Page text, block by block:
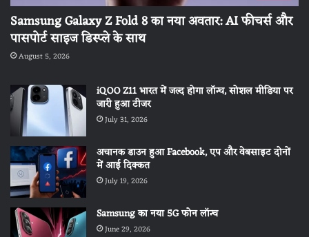
Samsung Galaxy Z Fold 8 का नया अवतार: AI फीचर्स और
पासपोर्ट साइज डिस्प्ले के साथ
August 5, 2026
iQOO Z11 भारत में जल्द होगा लॉन्च, सोशल मीडिया पर
जारी हुआ टीजर
July 31, 2026
अचानक डाउन हुआ Facebook, एप और वेबसाइट दोनों
में आई दिक्कत
July 19, 2026
Samsung का नया 5G फोन लॉन्च
June 29, 2026